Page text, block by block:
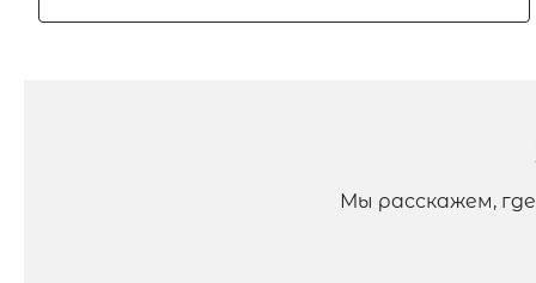
Мы расскажем,